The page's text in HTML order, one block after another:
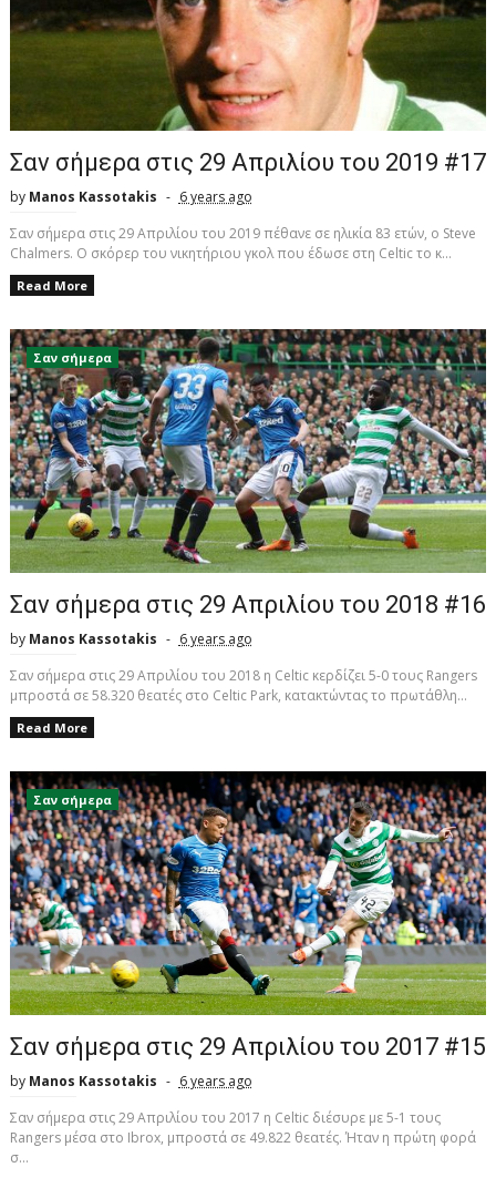
Σαν σήμερα στις 29 Απριλίου του 2019 #17
by Manos Kassotakis
6 years ago
Σαν σήμερα στις 29 Απριλίου του 2019 πέθανε σε ηλικία 83 ετών, ο Steve
Chalmers. Ο σκόρερ του νικητήριου γκολ που έδωσε στη Celtic το κ...
Read More
Σαν σήμερα
Σαν σήμερα στις 29 Απριλίου του 2018 #16
by Manos Kassotakis
6 years ago
Σαν σήμερα στις 29 Απριλίου του 2018 η Celtic κερδίζει 5-0 τους Rangers
μπροστά σε 58.320 θεατές στο Celtic Park, κατακτώντας το πρωτάθλη...
Read More
Σαν σήμερα
Σαν σήμερα στις 29 Απριλίου του 2017 #15
by Manos Kassotakis
6 years ago
Σαν σήμερα στις 29 Απριλίου του 2017 η Celtic διέσυρε με 5-1 τους
Rangers μέσα στο Ibrox, μπροστά σε 49.822 θεατές. Ήταν η πρώτη φορά
σ...